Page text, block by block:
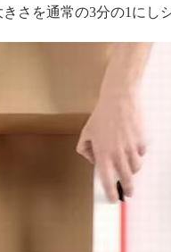
さを通常の3分の1にし